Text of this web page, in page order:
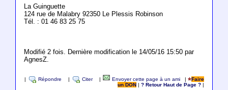
La Guinguette
124 rue de Malabry 92350 Le Plessis Robinson
Tél. : 01 46 83 25 75
Modifié 2 fois. Dernière modification le 14/05/16 15:50 par
AgnesZ.
Répondre Citer Envoyer cette page à un ami |
Faire
un DON
|? Retour Haut de Page ?